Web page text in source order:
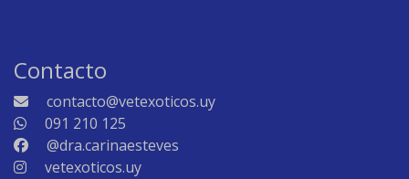
Contacto
contacto@vetexoticos.uy
091 210 125
@dra.carinaesteves
vetexoticos.uy